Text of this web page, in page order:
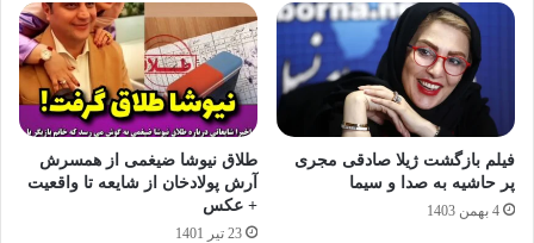
فیلم بازگشت ژیلا صادقی مجری
پر حاشیه به صدا و سیما
4 بهمن 1403
طلاق نیوشا ضیغمی از همسرش
آرش پولادخان از شایعه تا واقعیت
+ عکس
23 تیر 1401